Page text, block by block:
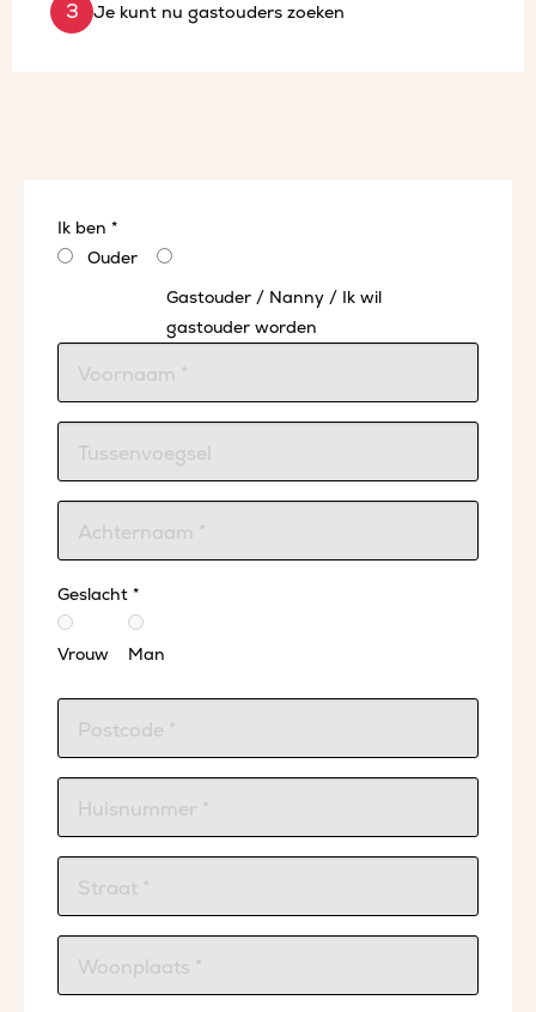
Je kunt nu gastouders zoeken
Ik ben *
Ouder
Gastouder / Nanny / Ik wil
gastouder worden
Geslacht *
Vrouw Man